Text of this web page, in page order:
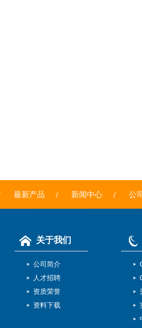
最新产品 新闻中心 公
关于我们
公司简介
人才招聘
资质荣誉
资料下载